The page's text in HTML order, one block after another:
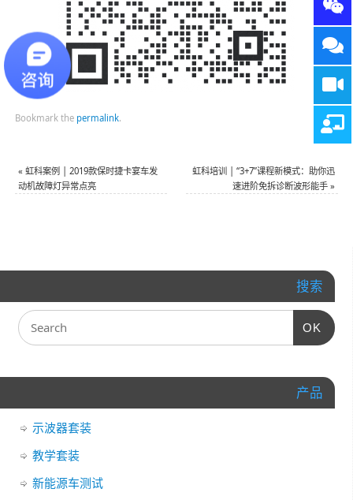
Bookmark the permalink.
« 虹科案例 | 2019款保时捷卡宴车发
动机故障灯异常点亮
虹科培训 | “3+7”课程新模式：助你迅
速进阶免拆诊断波形能手»
搜索
OK
产品
示波器套装
教学套装
新能源车测试